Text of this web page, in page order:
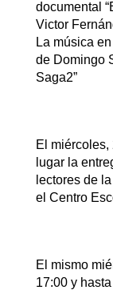
documental
Victor
La música
de Domingo
Saga2”
El
lugar la
lectores de
el Centro
El mismo
17:00 y